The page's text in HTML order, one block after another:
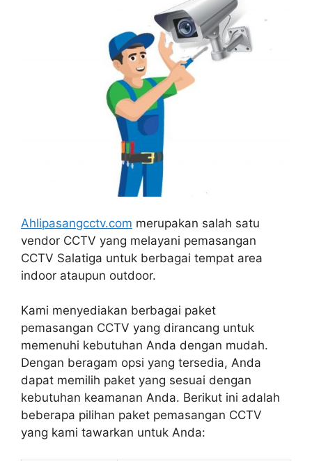
Ahlipasangcctv.com merupakan salah satu
vendor CCTV yang melayani pemasangan
CCTV Salatiga untuk berbagai tempat area
indoor ataupun outdoor.
Kami menyediakan berbagai paket
pemasangan CCTV yang dirancang untuk
memenuhi kebutuhan Anda dengan mudah.
Dengan beragam opsi yang tersedia, Anda
dapat memilih paket yang sesuai dengan
kebutuhan keamanan Anda. Berikut ini adalah
beberapa pilihan paket pemasangan CCTV
yang kami tawarkan untuk Anda: